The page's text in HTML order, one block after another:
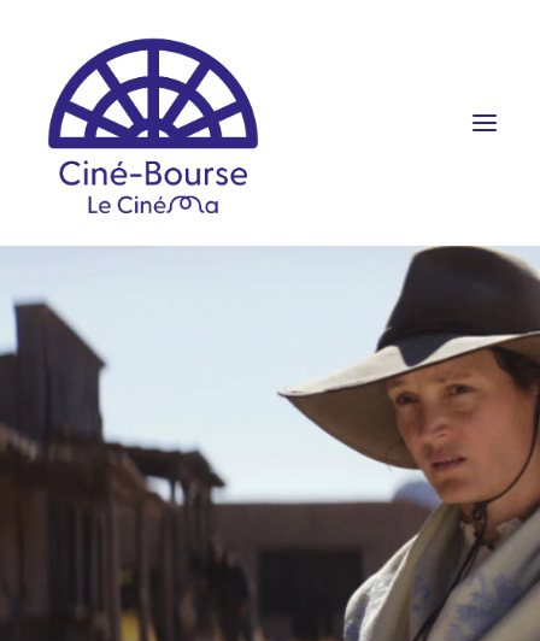
FILMS ET HORAIRES
ÉVÉNEMENTS
SCOLAIRES
PRATIQUE
RÉSERVATION